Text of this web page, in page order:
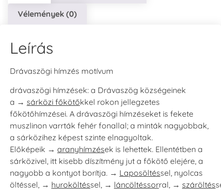
Vélemények (0)
Leírás
Drávaszögi hímzés motívum
drávaszögi hímzések: a Drávaszög községeinek
a → sárközi főkötőkkel rokon jellegzetes
főkötőhímzései. A drávaszögi hímzéseket is fekete
muszlinon varrták fehér fonallal; a minták nagyobbak,
a sárközihez képest szinte elnagyoltak.
Előképeik → aranyhímzések is lehettek. Ellentétben a
sárközivel, itt kisebb díszítmény jut a főkötő elejére, a
nagyobb a kontyot borítja. → Laposöltéssel, nyolcas
öltéssel, → huroköltéssel, → láncöltéssorral, → száröltés